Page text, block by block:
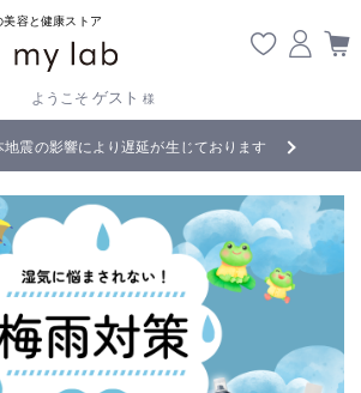
容と健康ストア
ようこそ ゲスト 様
地震の影響により遅延が生じております